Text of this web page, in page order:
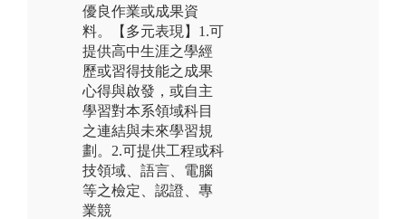
優良作業或成果資
料。【多元表現】1.可
提供高中生涯之學經
歷或習得技能之成果
心得與啟發，或自主
學習對本系領域科目
之連結與未來學習規
劃。2.可提供工程或科
技領域、語言、電腦
等之檢定、認證、專
業競